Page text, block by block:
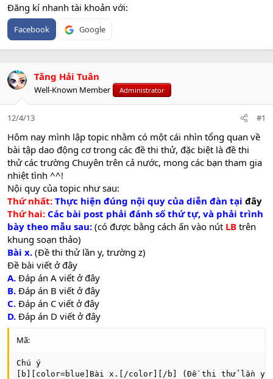
Đăng kí nhanh tài khoản với
Facebook Google
Tăng Hải Tuân
Well-Known Member Administrator
12/4/13 #1
Hôm nay mình lập topic nhằm có một cái nhìn tổng quan về
bài tập dao động cơ trong các đề thi thử, đặc biệt là đề thi
thử các trường Chuyên trên cả nước, mong các bạn tham gia
nhiệt tình ^^!
Nội quy của topic như sau:
Thứ nhất: Thực hiện đúng nội quy của diễn đàn tại đây
Thứ hai: Các bài post phải đánh số thứ tự, và phải trình
bày theo mẫu sau: (có được bằng cách ấn vào nút LB trên
khung soạn thảo)
Bài x. (Đề thi thử lần y, trường z)
Đề bài viết ở đây
A. Đáp án A viết ở đây
B. Đáp án B viết ở đây
C. Đáp án C viết ở đây
D. Đáp án D viết ở đây
Mã:
Chú ý
[b][color=blue]Bài x.[/color][/b] (Đề thi thử lần y,